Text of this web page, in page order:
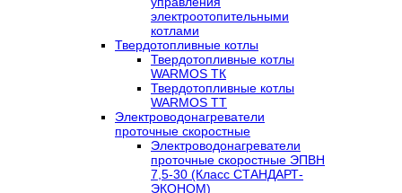
электроотопительными
котлами
Твердотопливные котлы
Твердотопливные котлы
WARMOS TК
Твердотопливные котлы
WARMOS TT
Электроводонагреватели
проточные скоростные
Электроводонагреватели
проточные скоростные ЭПВН
7,5-30 (Класс СТАНДАРТ-
ЭКОНОМ)